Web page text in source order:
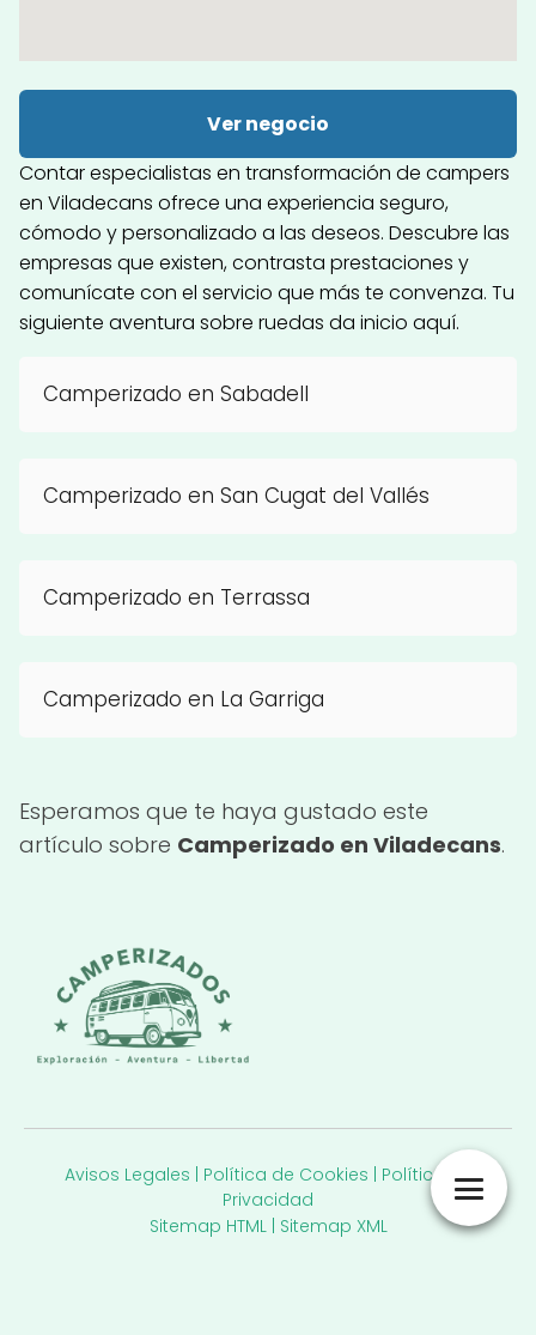
Ver negocio
Contar especialistas en transformación de campers
en Viladecans ofrece una experiencia seguro,
cómodo y personalizado a las deseos. Descubre las
empresas que existen, contrasta prestaciones y
comunícate con el servicio que más te convenza. Tu
siguiente aventura sobre ruedas da inicio aquí.
Camperizado en Sabadell
Camperizado en San Cugat del Vallés
Camperizado en Terrassa
Camperizado en La Garriga
Esperamos que te haya gustado este
artículo sobre Camperizado en Viladecans.
Avisos Legales | Política de Cookies | Política de
Privacidad
Sitemap HTML| Sitemap XML